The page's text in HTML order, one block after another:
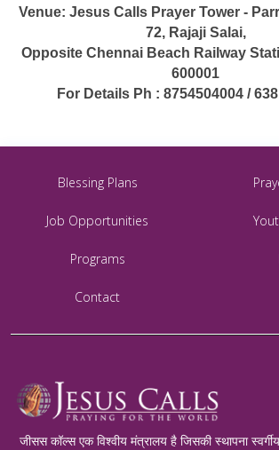
Venue: Jesus Calls Prayer Tower -
72, Rajaji Salai,
Opposite Chennai Beach Railway
600001
For Details Ph : 8754504004 /
Blessing Plans
Job Opportunities
Programs
Contact
जीसस कॉल्स एक विश्वीय मंत्रालय है जिसकी स्थापना स्वर्गीय